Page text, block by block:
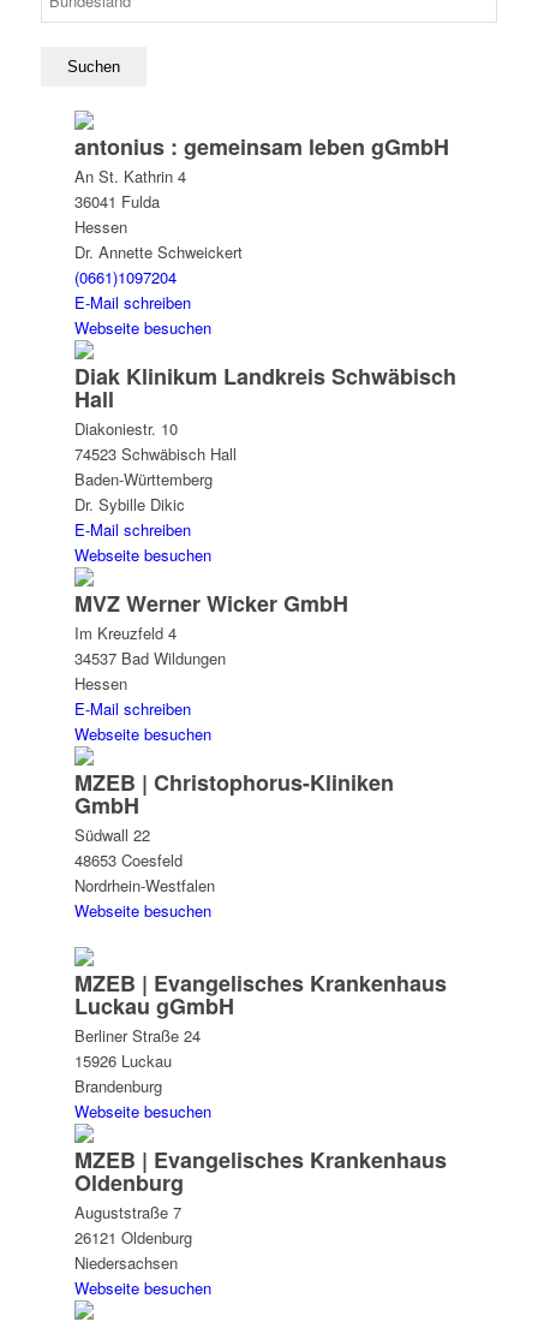
antonius : gemeinsam leben gGmbH
An St. Kathrin 4
36041 Fulda
Hessen
Dr. Annette Schweickert
(0661)1097204
E-Mail schreiben
Webseite besuchen
Diak Klinikum Landkreis Schwäbisch
Hall
Diakoniestr. 10
74523 Schwäbisch Hall
Baden-Württemberg
Dr. Sybille Dikic
E-Mail schreiben
Webseite besuchen
MVZ Werner Wicker GmbH
Im Kreuzfeld 4
34537 Bad Wildungen
Hessen
E-Mail schreiben
Webseite besuchen
MZEB | Christophorus-Kliniken
GmbH
Südwall 22
48653 Coesfeld
Nordrhein-Westfalen
Webseite besuchen
MZEB | Evangelisches Krankenhaus
Luckau gGmbH
Berliner Straße 24
15926 Luckau
Brandenburg
Webseite besuchen
MZEB | Evangelisches Krankenhaus
Oldenburg
Auguststraße 7
26121 Oldenburg
Niedersachsen
Webseite besuchen